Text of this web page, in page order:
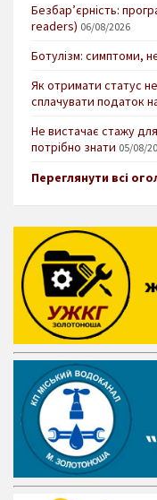
Безбар’єрність:
readers) 06/08/2026
Ботулізм: симптоми,
Як отримати статус
сплачувати податок
Не вистачає стажу
потрібно знати 05/08/
Переглянути всі